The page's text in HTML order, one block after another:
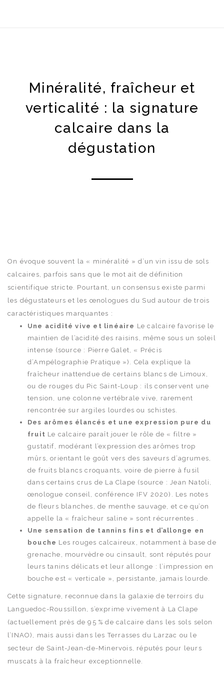
Minéralité, fraîcheur et
verticalité : la signature
calcaire dans la
dégustation
On évoque souvent la « minéralité » d’un vin issu de sols
calcaires, parfois sans que le mot ait de définition
scientifique stricte. Pourtant, un consensus existe parmi
les dégustateurs et les œnologues du Sud autour de trois
caractéristiques marquantes :
Une acidité vive et linéaire Le calcaire favorise le
maintien de l’acidité des raisins, même sous un soleil
intense (source : Pierre Galet, « Précis
d’Ampélographie Pratique »). Cela explique la
fraîcheur inattendue de certains blancs de Limoux,
ou de rouges du Pic Saint-Loup : ils conservent une
tension, une colonne vertébrale vive, rarement
rencontrée sur argiles lourdes ou schistes.
Des arômes élancés et une expression pure du
fruit Le calcaire paraît jouer le rôle de « filtre »
gustatif, modérant l’expression des arômes trop
mûrs, orientant le goût vers des saveurs d’agrumes,
de fruits blancs croquants, voire de pierre à fusil
dans certains crus de La Clape (source : Jean Natoli,
œnologue conseil, conférence IFV 2020). Les notes
de fleurs blanches, de menthe sauvage, et ce qu’on
appelle la « fraîcheur saline » sont récurrentes .
Une sensation de tannins fins et d’allonge en
bouche Les rouges calcaireux, notamment à base de
grenache, mourvèdre ou cinsault, sont réputés pour
leurs tanins délicats et leur allonge : l’impression en
bouche est « verticale », persistante, jamais lourde.
Cette signature, reconnue dans la galaxie de terroirs du
Languedoc-Roussillon, s’exprime vivement à La Clape
(actuellement près de 95 % de calcaire dans les sols selon
l’INAO), mais aussi dans les Terrasses du Larzac ou le
secteur de Saint-Jean-de-Minervois, réputés pour leurs
muscats à la fraîcheur exceptionnelle.